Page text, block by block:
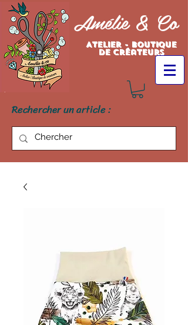
Amélie & Co
Atelier - Boutique
de créateurs
Rechercher un article :